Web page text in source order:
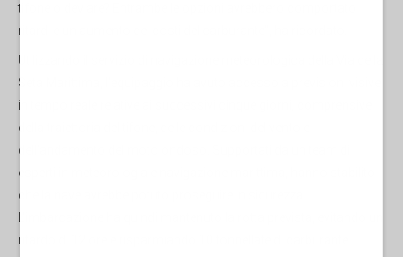
tifone o deviare? Entrambe le opzioni avrebbero comportato
ritardi e un aumento dei costi del carburante", ha ricordato.
Utilizzando il servizio di navigazione meteorologica della Via della
Seta Marittima, l'equipaggio ha avuto accesso a previsioni visive
in tempo reale relative ai successivi cinque giorni, comprensive
della traiettoria del tifone, delle condizioni del vento e
dell'andamento del moto ondoso. Supportati da un team di
esperti in meteorologia e navigazione marittima, hanno stabilito
che la nave avrebbe potuto proseguire in sicurezza.
ritardo di 12 ore e risparmiando 10 tonnellate di carburante.